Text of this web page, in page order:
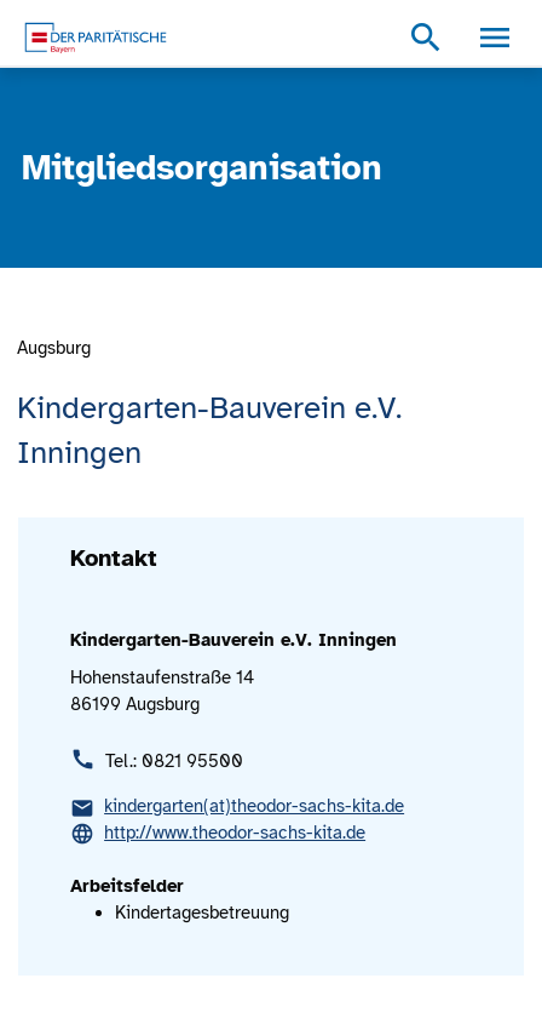
search
Mitgliedsorganisation
Kindergarten-Bauverein e.V.
Inningen
Augsburg
Kontakt
Kindergarten-Bauverein e.V. Inningen
Hohenstaufenstraße 14
86199 Augsburg
Tel.: 0821 95500
kindergarten(at)theodor-sachs-kita.de
http://www.theodor-sachs-kita.de
Arbeitsfelder
Kindertagesbetreuung